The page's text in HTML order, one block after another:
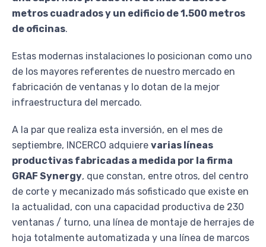
metros cuadrados y un edificio de 1.500 metros
de oficinas.
Estas modernas instalaciones lo posicionan como uno
de los mayores referentes de nuestro mercado en
fabricación de ventanas y lo dotan de la mejor
infraestructura del mercado.
A la par que realiza esta inversión, en el mes de
septiembre, INCERCO adquiere varias líneas
productivas fabricadas a medida por la firma
GRAF Synergy, que constan, entre otros, del centro
de corte y mecanizado más sofisticado que existe en
la actualidad, con una capacidad productiva de 230
ventanas / turno, una línea de montaje de herrajes de
hoja totalmente automatizada y una línea de marcos